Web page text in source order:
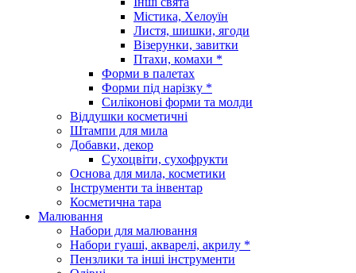
Містика, Хелоуїн
Листя, шишки, ягоди
Візерунки, завитки
Птахи, комахи *
Форми в палетах
Форми під нарізку *
Силіконові форми та молди
Віддушки косметичні
Штампи для мила
Добавки, декор
Сухоцвіти, сухофрукти
Основа для мила, косметики
Інструменти та інвентар
Косметична тара
Малювання
Набори для малювання
Набори гуаші, акварелі, акрилу *
Пензлики та інші інструменти